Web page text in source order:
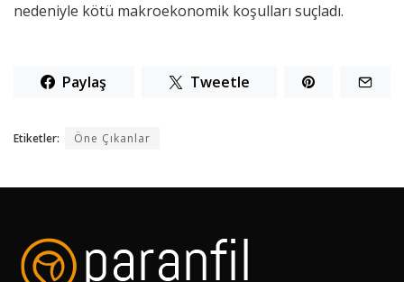
nedeniyle kötü makroekonomik koşulları suçladı.
Paylaş Tweetle
Etiketler: Öne Çıkanlar